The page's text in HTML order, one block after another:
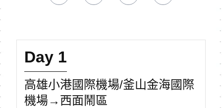
Day 1
高雄小港國際機場/釜山金海國際
機場→西面鬧區